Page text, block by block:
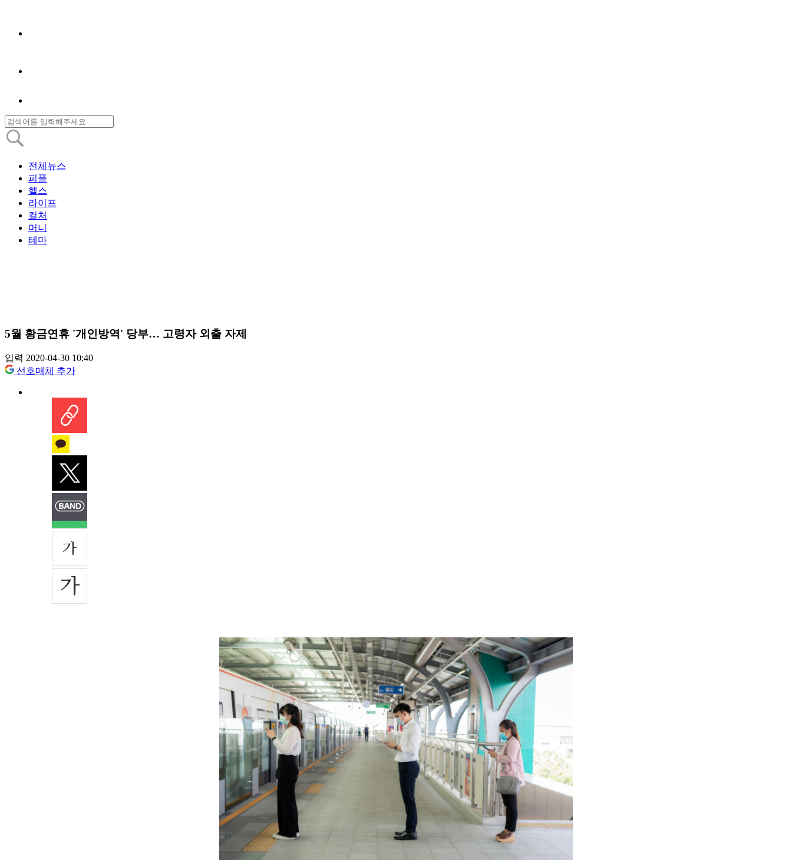
전체뉴스
피플
헬스
라이프
컬처
머니
테마
5월 황금연휴 '개인방역' 당부… 고령자 외출 자제
입력 2020-04-30 10:40
선호매체 추가